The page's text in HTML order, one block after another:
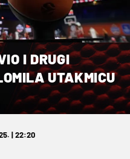
I DRUGI
UTAKMICU
| 22:20